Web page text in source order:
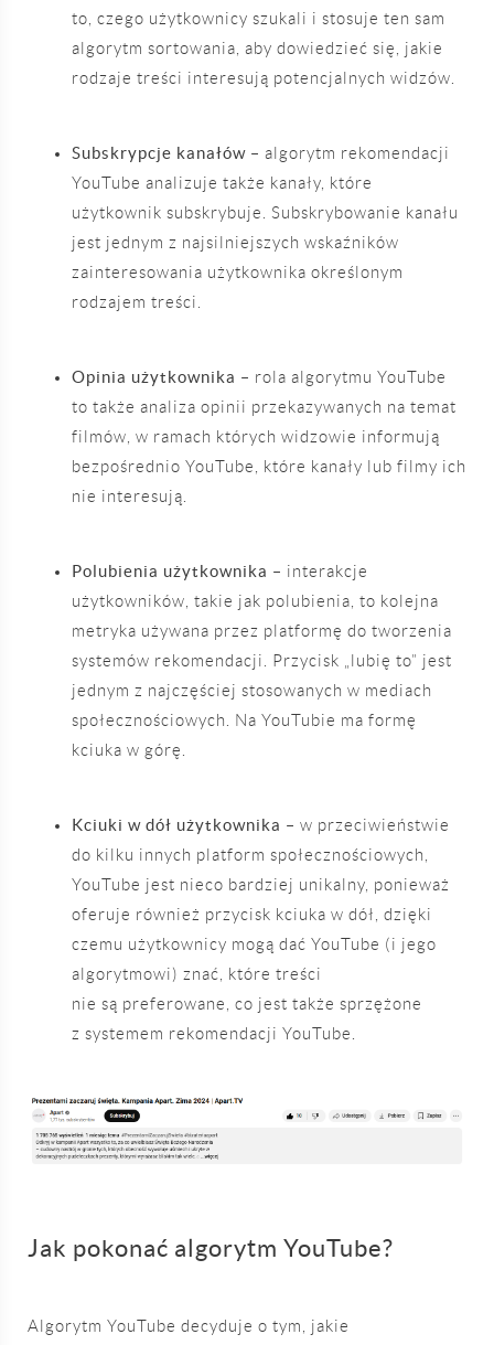
to, czego użytkownicy szukali i stosuje ten sam
algorytm sortowania, aby dowiedzieć się, jakie
rodzaje treści interesują potencjalnych widzów.
Subskrypcje kanałów – algorytm rekomendacji
YouTube analizuje także kanały, które
użytkownik subskrybuje. Subskrybowanie kanału
jest jednym z najsilniejszych wskaźników
zainteresowania użytkownika określonym
rodzajem treści.
Opinia użytkownika – rola algorytmu YouTube
to także analiza opinii przekazywanych na temat
filmów, w ramach których widzowie informują
bezpośrednio YouTube, które kanały lub filmy ich
nie interesują.
Polubienia użytkownika – interakcje
użytkowników, takie jak polubienia, to kolejna
metryka używana przez platformę do tworzenia
systemów rekomendacji. Przycisk „lubię to” jest
jednym z najczęściej stosowanych w mediach
społecznościowych. Na YouTubie ma formę
kciuka w górę.
Kciuki w dół użytkownika – w przeciwieństwie
do kilku innych platform społecznościowych,
YouTube jest nieco bardziej unikalny, ponieważ
oferuje również przycisk kciuka w dół, dzięki
czemu użytkownicy mogą dać YouTube (i jego
algorytmowi) znać, które treści
nie są preferowane, co jest także sprzężone
z systemem rekomendacji YouTube.
Jak pokonać algorytm YouTube?
Algorytm YouTube decyduje o tym, jakie